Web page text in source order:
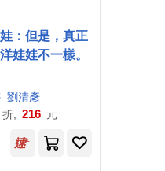
：但是，真正
娃娃不一樣。
劉清彥
折, 216 元